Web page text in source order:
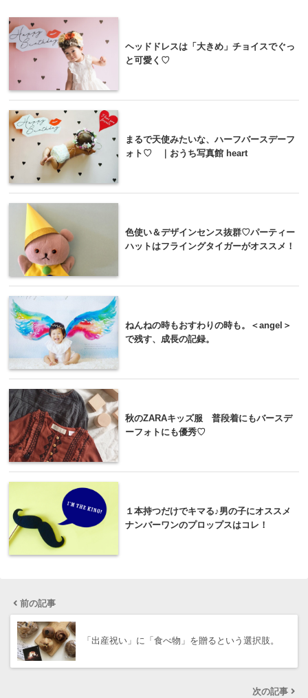
ヘッドドレスは「大きめ」チョイスでぐっ
と可愛く♡
まるで天使みたいな、ハーフバースデーフ
ォト♡ ｜おうち写真館 heart
色使い＆デザインセンス抜群♡パーティー
ハットはフライングタイガーがオススメ！
ねんねの時もおすわりの時も。＜angel＞
で残す、成長の記録。
秋のZARAキッズ服 普段着にもバースデ
ーフォトにも優秀♡
１本持つだけでキマる♪男の子にオススメ
ナンバーワンのプロップスはコレ！
前の記事
「出産祝い」に「食べ物」を贈るという選択肢。
次の記事